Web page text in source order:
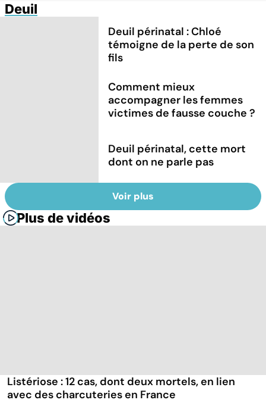
Deuil
Deuil périnatal : Chloé
témoigne de la perte de son
fils
Comment mieux
accompagner les femmes
victimes de fausse couche ?
Deuil périnatal, cette mort
dont on ne parle pas
Voir plus
Plus de vidéos
Listériose : 12 cas, dont deux mortels, en lien
avec des charcuteries en France